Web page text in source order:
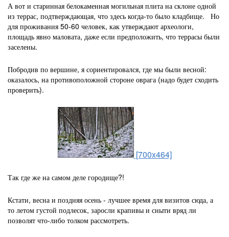
А вот и старинная белокаменная могильная плита на склоне одной
из террас, подтверждающая, что здесь когда-то было кладбище. Но
для проживания 50-60 человек, как утверждают археологи,
площадь явно маловата, даже если предположить, что террасы были
заселены.
Побродив по вершине, я сориентировался, где мы были весной:
оказалось, на противоположной стороне оврага (надо будет сходить
проверить).
[700x464]
Так где же на самом деле городище?!
Кстати, весна и поздняя осень - лучшее время для визитов сюда, а
то летом густой подлесок, заросли крапивы и сныти вряд ли
позволят что-либо толком рассмотреть.